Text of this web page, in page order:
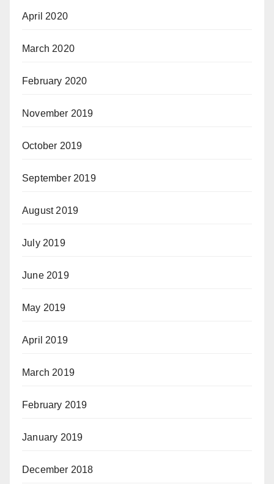
April 2020
March 2020
February 2020
November 2019
October 2019
September 2019
August 2019
July 2019
June 2019
May 2019
April 2019
March 2019
February 2019
January 2019
December 2018